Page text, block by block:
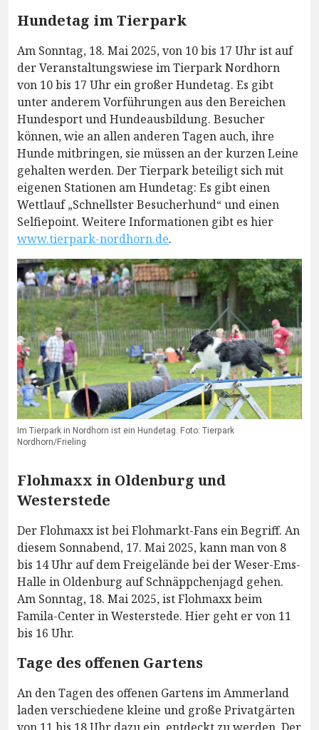
Hundetag im Tierpark
Am Sonntag, 18. Mai 2025, von 10 bis 17 Uhr ist auf
der Veranstaltungswiese im Tierpark Nordhorn
von 10 bis 17 Uhr ein großer Hundetag. Es gibt
unter anderem Vorführungen aus den Bereichen
Hundesport und Hundeausbildung. Besucher
können, wie an allen anderen Tagen auch, ihre
Hunde mitbringen, sie müssen an der kurzen Leine
gehalten werden. Der Tierpark beteiligt sich mit
eigenen Stationen am Hundetag: Es gibt einen
Wettlauf „Schnellster Besucherhund“ und einen
Selfiepoint. Weitere Informationen gibt es hier
www.tierpark-nordhorn.de.
Im Tierpark in Nordhorn ist ein Hundetag. Foto: Tierpark
Nordhorn/Frieling
Flohmaxx in Oldenburg und
Westerstede
Der Flohmaxx ist bei Flohmarkt-Fans ein Begriff. An
diesem Sonnabend, 17. Mai 2025, kann man von 8
bis 14 Uhr auf dem Freigelände bei der Weser-Ems-
Halle in Oldenburg auf Schnäppchenjagd gehen.
Am Sonntag, 18. Mai 2025, ist Flohmaxx beim
Famila-Center in Westerstede. Hier geht er von 11
bis 16 Uhr.
Tage des offenen Gartens
An den Tagen des offenen Gartens im Ammerland
laden verschiedene kleine und große Privatgärten